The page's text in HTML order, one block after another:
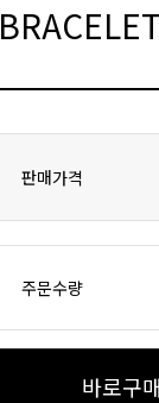
판매가격
주문수량
바로구매